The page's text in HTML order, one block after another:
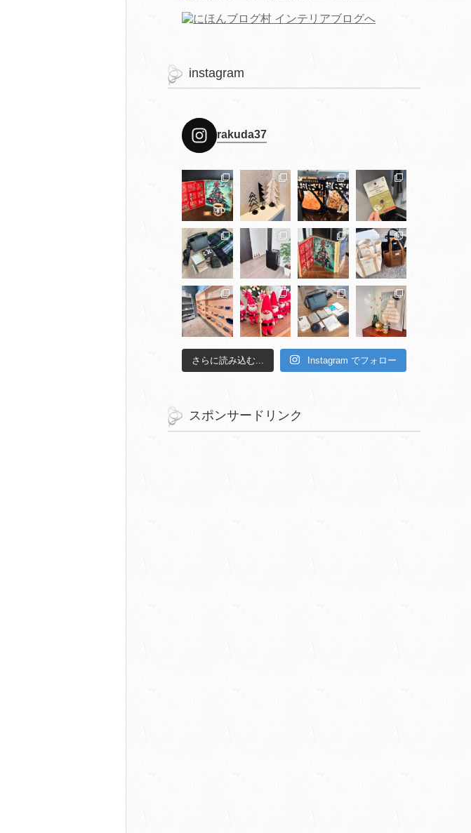
instagram
rakuda37
さらに読み込む... Instagram でフォロー
スポンサードリンク